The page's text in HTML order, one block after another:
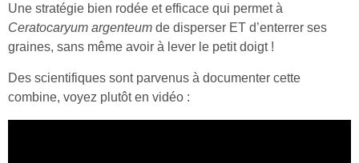
Une stratégie bien rodée et efficace qui permet à
Ceratocaryum argenteum de disperser ET d’enterrer ses
graines, sans même avoir à lever le petit doigt !
Des scientifiques sont parvenus à documenter cette
combine, voyez plutôt en vidéo :